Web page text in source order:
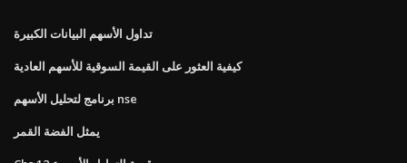
تداول الأسهم البيانات الكبيرة
كيفية العثور على القيمة السوقية للأسهم العادية
برنامج لتحليل الأسهم nse
يمثل الفضة القمر